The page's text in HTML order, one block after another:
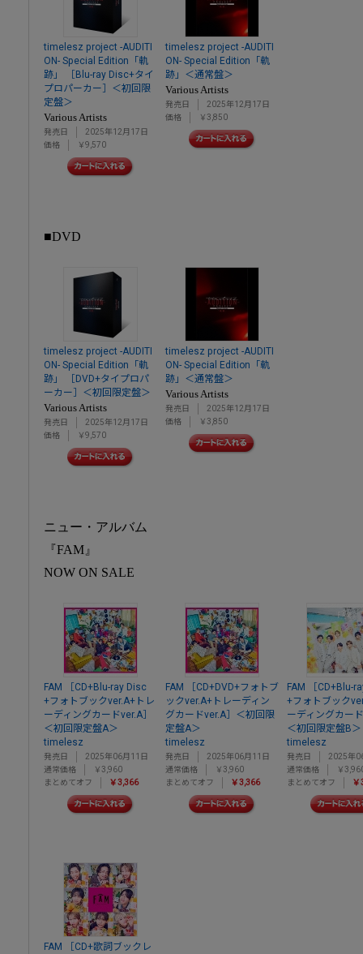
timelesz project -AUDITI
ON- Special Edition「軌
跡」 ［Blu-ray Disc+タイ
プロパーカー］＜初回限
定盤＞
Various Artists
発売日
2025年12月17日
価格
￥9,570
timelesz project -AUDITI
ON- Special Edition「軌
跡」＜通常盤＞
Various Artists
発売日
2025年12月17日
価格
￥3,850
■DVD
timelesz project -AUDITI
ON- Special Edition「軌
跡」 ［DVD+タイプロパ
ーカー］＜初回限定盤＞
Various Artists
発売日
2025年12月17日
価格
￥9,570
timelesz project -AUDITI
ON- Special Edition「軌
跡」＜通常盤＞
Various Artists
発売日
2025年12月17日
価格
￥3,850
ニュー・アルバム
『FAM』
NOW ON SALE
FAM ［CD+Blu-ray Disc
+フォトブックver.A+トレ
ーディングカードver.A］
＜初回限定盤A＞
timelesz
発売日
2025年06月11日
通常価格
￥3,960
まとめてオフ
￥3,366
FAM ［CD+DVD+フォトブ
ックver.A+トレーディン
グカードver.A］＜初回限
定盤A＞
timelesz
発売日
2025年06月11日
通常価格
￥3,960
まとめてオフ
￥3,366
FAM ［CD+Blu-
+フォトブック
ーディングカー
＜初回限定盤B＞
timelesz
発売日
2025年
通常価格
￥
まとめてオフ
￥
FAM ［CD+歌詞ブックレ